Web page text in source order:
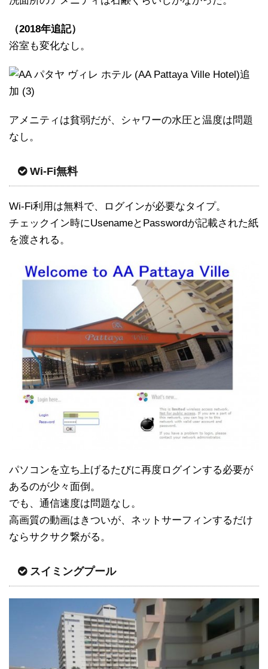
（2018年追記）
浴室も変化なし。
アメニティは貧弱だが、シャワーの水圧と温度は問題
なし。
Wi-Fi無料
Wi-Fi利用は無料で、ログインが必要なタイプ。
チェックイン時にUsenameとPasswordが記載された紙
を渡される。
パソコンを立ち上げるたびに再度ログインする必要が
あるのが少々面倒。
でも、通信速度は問題なし。
高画質の動画はきついが、ネットサーフィンするだけ
ならサクサク繋がる。
スイミングプール